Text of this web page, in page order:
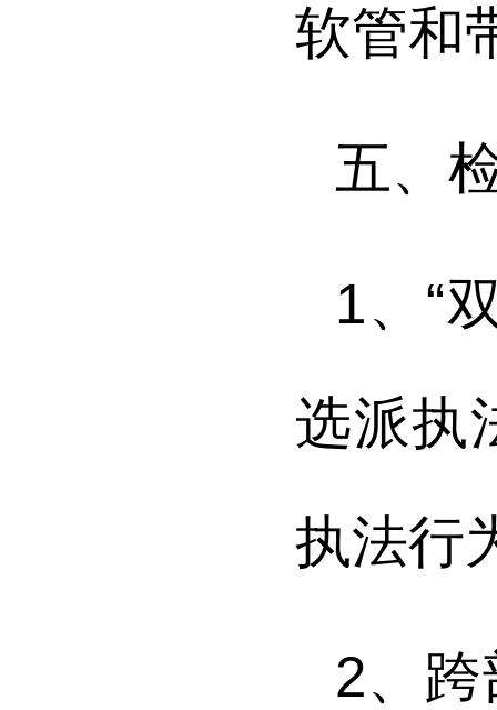
软管和
五、
1、“
选派执
执法行
2、